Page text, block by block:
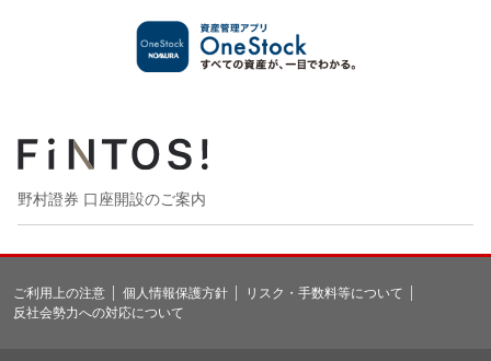
野村證券 口座開設のご案内
ご利用上の注意 個人情報保護方針
リスク・手数料等について
反社会勢力への対応について